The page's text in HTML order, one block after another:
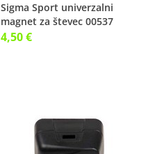
Sigma Sport univerzalni
magnet za števec 00537
4,50 €